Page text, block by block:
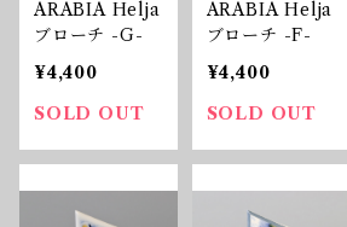
ARABIA Helja
ブローチ -G-
¥4,400
SOLD OUT
ARABIA Helja
ブローチ -F-
¥4,400
SOLD OUT